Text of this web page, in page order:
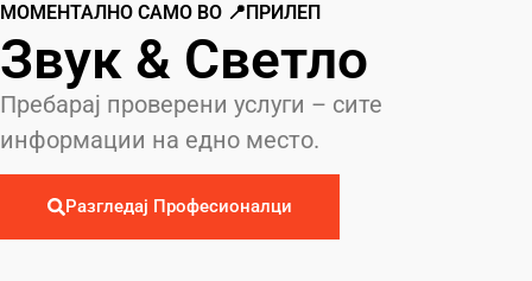
МОМЕНТАЛНО САМО ВО 📍ПРИЛЕП
Звук & Светло
Пребарај проверени услуги – сите
информации на едно место.
Разгледај Професионалци